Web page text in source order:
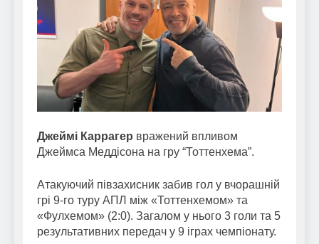
Джеймі Каррагер вражений впливом
Джеймса Меддісона на гру “Тоттенхема”.
Атакуючий півзахисник забив гол у вчорашній
грі 9-го туру АПЛ між «Тоттенхемом» та
«Фулхемом» (2:0). Загалом у нього 3 голи та 5
результативних передач у 9 іграх чемпіонату.